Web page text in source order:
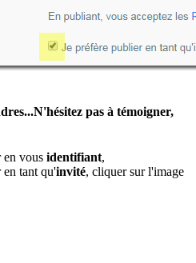
pas à témoigner,
en vous identifiant,
en tant qu'invité, cliquer sur l'image